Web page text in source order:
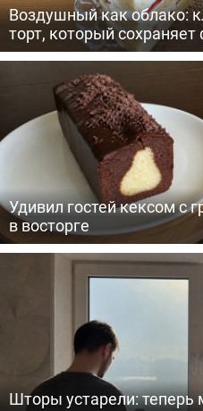
Воздушный как облако:
торт, который
Удивил гостей кексом с
в восторге
Шторы устарели: